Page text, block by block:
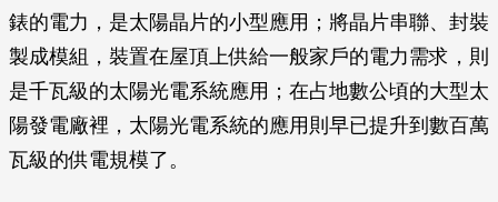
錶的電力，是太陽晶片的小型應用；將晶片串聯、封裝
製成模組，裝置在屋頂上供給一般家戶的電力需求，則
是千瓦級的太陽光電系統應用；在占地數公頃的大型太
陽發電廠裡，太陽光電系統的應用則早已提升到數百萬
瓦級的供電規模了。